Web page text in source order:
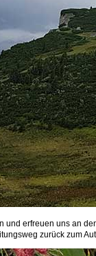
und erfreuen uns an
zurück zum